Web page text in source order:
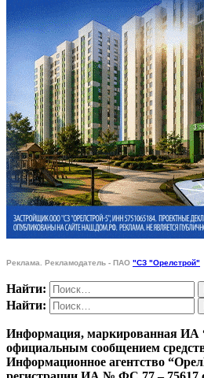
Реклама. Рекламодатель - ПАО "СЗ "Орелстрой"
Найти:
Найти:
Информация, маркированная ИА
официальным сообщением
Информационное агентство